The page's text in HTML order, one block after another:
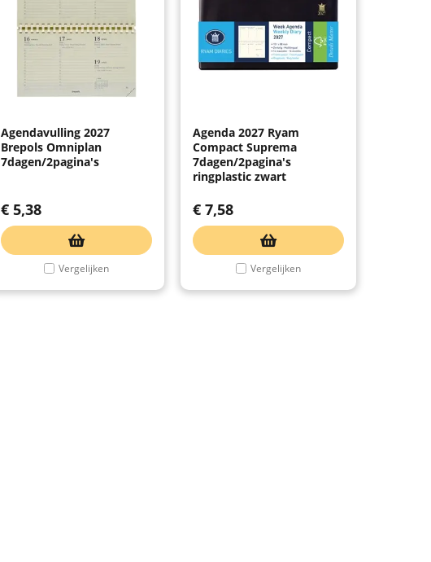
Agendavulling 2027
Brepols Omniplan
7dagen/2pagina's
€ 5,38
Vergelijken
Agenda 2027 Ryam
Compact Suprema
7dagen/2pagina's
ringplastic zwart
€ 7,58
Vergelijken